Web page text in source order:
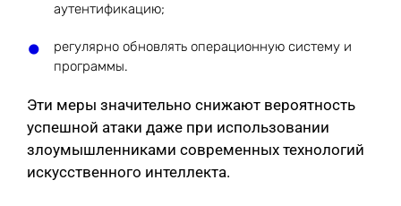
аутентификацию;
регулярно обновлять операционную систему и
программы.
Эти меры значительно снижают вероятность
успешной атаки даже при использовании
злоумышленниками современных технологий
искусственного интеллекта.